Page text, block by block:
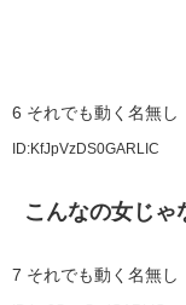
6 それでも動く名無し
ID:KfJpVzDS0GARLIC
こんなの女じゃ
7 それでも動く名無し